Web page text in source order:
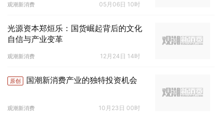
观潮新消费 05月06日 10时
光源资本郑烜乐：国货崛起背后的文化
自信与产业变革
观潮新消费 12月24日 14时
原创 国潮新消费产业的独特投资机会
观潮新消费 10月23日 00时